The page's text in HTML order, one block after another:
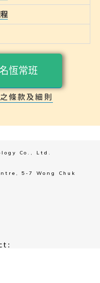
恆常班
條款及細則​
Co., Ltd.
5-7 Wong Chuk